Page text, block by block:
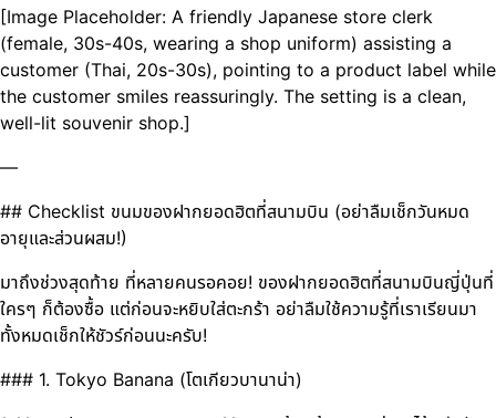
[Image Placeholder: A friendly Japanese store clerk
(female, 30s-40s, wearing a shop uniform) assisting a
customer (Thai, 20s-30s), pointing to a product label while
the customer smiles reassuringly. The setting is a clean,
well-lit souvenir shop.]
—
## Checklist ขนมของฝากยอดฮิตที่สนามบิน (อย่าลืมเช็กวันหมด
อายุและส่วนผสม!)
มาถึงช่วงสุดท้าย ที่หลายคนรอคอย! ของฝากยอดฮิตที่สนามบินญี่ปุ่นที่
ใครๆ ก็ต้องซื้อ แต่ก่อนจะหยิบใส่ตะกร้า อย่าลืมใช้ความรู้ที่เราเรียนมา
ทั้งหมดเช็กให้ชัวร์ก่อนนะครับ!
### 1. Tokyo Banana (โตเกียวบานาน่า)